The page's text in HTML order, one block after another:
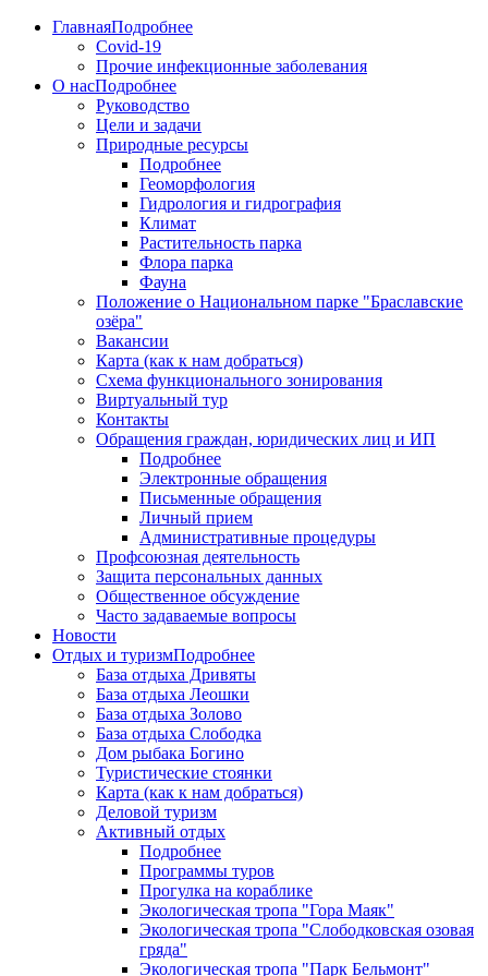
ГлавнаяПодробнее
Covid-19
Прочие инфекционные заболевания
О насПодробнее
Руководство
Цели и задачи
Природные ресурсы
Подробнее
Геоморфология
Гидрология и гидрография
Климат
Растительность парка
Флора парка
Фауна
Положение о Национальном парке "Браславские
озёра"
Вакансии
Карта (как к нам добраться)
Схема функционального зонирования
Виртуальный тур
Контакты
Обращения граждан, юридических лиц и ИП
Подробнее
Электронные обращения
Письменные обращения
Личный прием
Административные процедуры
Профсоюзная деятельность
Защита персональных данных
Общественное обсуждение
Часто задаваемые вопросы
Новости
Отдых и туризмПодробнее
База отдыха Дривяты
База отдыха Леошки
База отдыха Золово
База отдыха Слободка
Дом рыбака Богино
Туристические стоянки
Карта (как к нам добраться)
Деловой туризм
Активный отдых
Подробнее
Программы туров
Прогулка на кораблике
Экологическая тропа "Гора Маяк"
Экологическая тропа "Слободковская озовая
гряда"
Экологическая тропа "Парк Бельмонт"